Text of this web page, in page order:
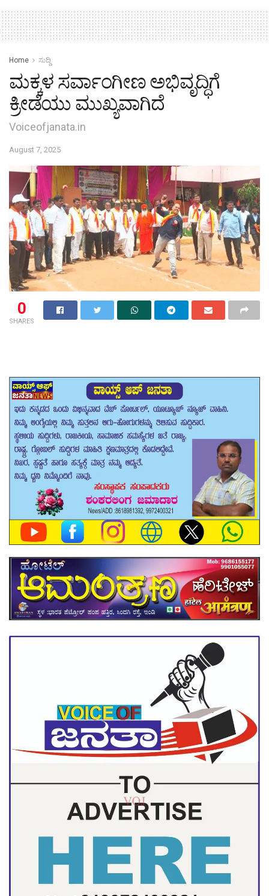
Home ಸುದ್ದಿ
ಮಕ್ಕಳ ಸರ್ವಾಂಗೀಣ ಅಭಿವೃದ್ಧಿಗೆ
ಕ್ರೀಡೆಯು ಮುಖ್ಯವಾಗಿದೆ
Voiceofjanata.in
August 7, 2025
0
SHARES